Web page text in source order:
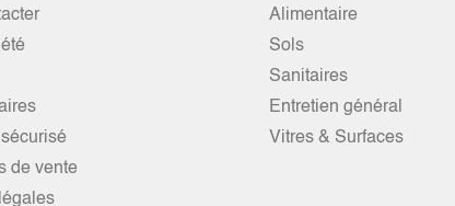
de vente
Alimentaire
Sols
Sanitaires
Entretien général
Vitres & Surfaces